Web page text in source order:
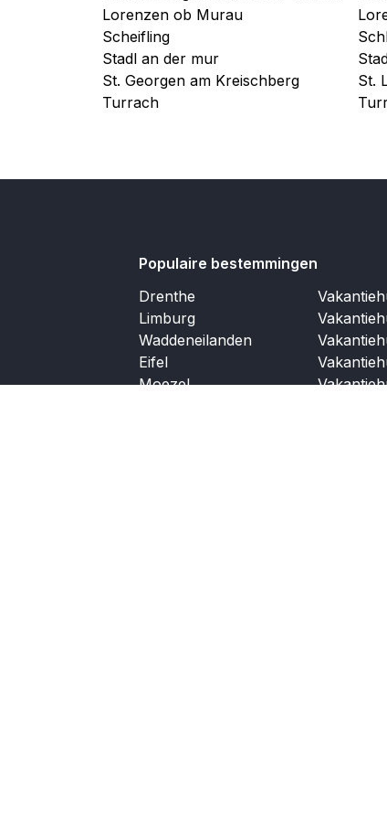
Lorenzen ob Murau
Scheifling
Stadl an der mur
St. Georgen am Kreischberg
St.
Turrach
Populaire bestemmingen
Drenthe
Limburg
Waddeneilanden
Eifel
Moezel